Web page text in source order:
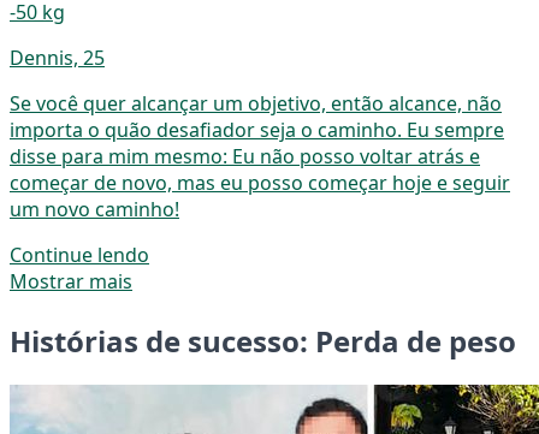
-50 kg
Dennis, 25
Se você quer alcançar um objetivo, então alcance, não
importa o quão desafiador seja o caminho. Eu sempre
disse para mim mesmo: Eu não posso voltar atrás e
começar de novo, mas eu posso começar hoje e seguir
um novo caminho!
Continue lendo
Mostrar mais
Histórias de sucesso: Perda de peso